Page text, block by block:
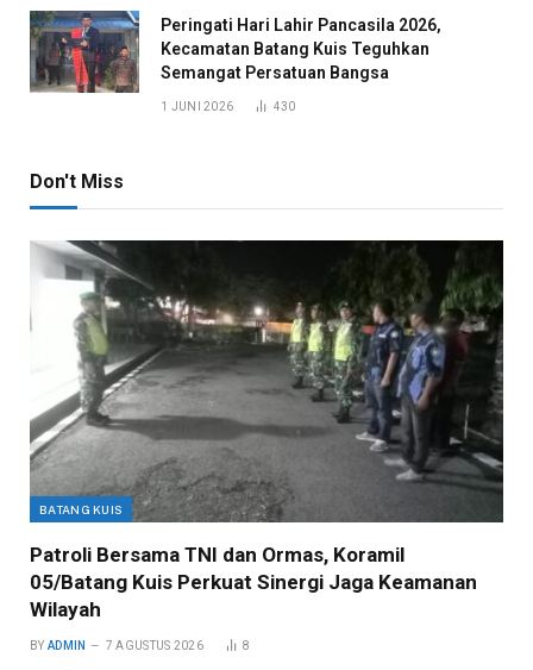
Peringati Hari Lahir Pancasila 2026,
Kecamatan Batang Kuis Teguhkan
Semangat Persatuan Bangsa
1 JUNI 2026 430
Don't Miss
BATANG KUIS
Patroli Bersama TNI dan Ormas, Koramil
05/Batang Kuis Perkuat Sinergi Jaga Keamanan
Wilayah
BY ADMIN 7 AGUSTUS 2026 8